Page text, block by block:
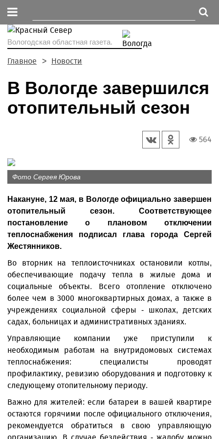
Вологодская областная газета.
Главное Новости
В Вологде завершился
отопительный сезон
564
Фото Сергея Юрова
Накануне, 12 мая, в Вологде официально завершен
отопительный сезон. Соответствующее
постановление о плановом отключении
теплоснабжения подписал глава города Сергей
Жестянников.
Во вторник на теплоисточниках остановили котлы,
обеспечивающие подачу тепла в жилые дома и
социальные объекты. Всего отопление отключено
более чем в 3000 многоквартирных домах, а также в
учреждениях социальной сферы - школах, детских
садах, больницах и административных зданиях.
Управляющие компании уже приступили к
необходимым работам на внутридомовых системах
теплоснабжения: специалисты проводят
профилактику, ревизию оборудования и подготовку к
следующему отопительному периоду.
Важно для жителей: если батареи в вашей квартире
остаются горячими после официального отключения,
рекомендуется обратиться в свою управляющую